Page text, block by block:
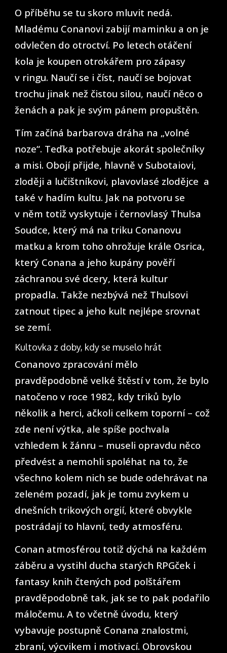
O příběhu se tu skoro mluvit nedá.
Mladému Conanovi zabijí maminku a on je
odvlečen do otroctví. Po letech otáčení
kola je koupen otrokářem pro zápasy
v ringu. Naučí se i číst, naučí se bojovat
trochu jinak než čistou silou, naučí něco o
ženách a pak je svým pánem propuštěn.
Tím začíná barbarova dráha na „volné
noze“. Teďka potřebuje akorát společníky
a misi. Obojí přijde, hlavně v Subotaiovi,
zloději a lučištníkovi, plavovlasé zlodějce a
také v hadím kultu. Jak na potvoru se
v něm totiž vyskytuje i černovlasý Thulsa
Soudce, který má na triku Conanovu
matku a krom toho ohrožuje krále Osrica,
který Conana a jeho kupány pověří
záchranou své dcery, která kultur
propadla. Takže nezbývá než Thulsovi
zatnout tipec a jeho kult nejlépe srovnat
se zemí.
Kultovka z doby, kdy se muselo hrát
Conanovo zpracování mělo
pravděpodobně velké štěstí v tom, že bylo
natočeno v roce 1982, kdy triků bylo
několik a herci, ačkoli celkem toporní – což
zde není výtka, ale spíše pochvala
vzhledem k žánru – museli opravdu něco
předvést a nemohli spoléhat na to, že
všechno kolem nich se bude odehrávat na
zeleném pozadí, jak je tomu zvykem u
dnešních trikových orgií, které obvykle
postrádají to hlavní, tedy atmosféru.
Conan atmosférou totiž dýchá na každém
záběru a vystihl ducha starých RPGček i
fantasy knih čtených pod polštářem
pravděpodobně tak, jak se to pak podařilo
máločemu. A to včetně úvodu, který
vybavuje postupně Conana znalostmi,
zbraní, výcvikem i motivací. Obrovskou